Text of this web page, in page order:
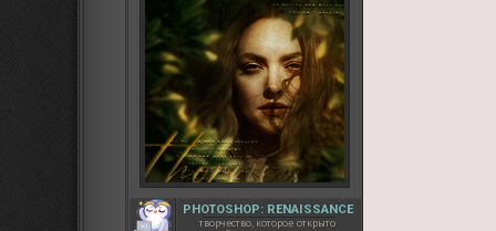
PHOTOSHOP: RENAISSANCE
творчество, которое открыто